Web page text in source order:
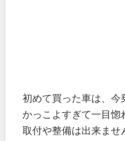
初めて買った車は、今
かっこよすぎて一目惚
取付や整備は出来ませ